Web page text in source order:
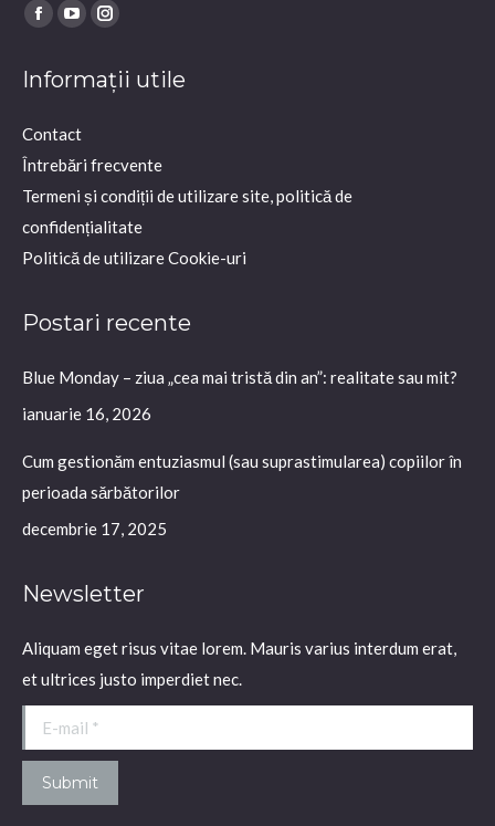
Find us on:
Facebook
opens
new
window
YouTube
opens
new
window
Instagram
opens
window
Informații utile
Contact
Întrebări frecvente
Termeni și condiții de utilizare site, politică de
confidențialitate
Politică de utilizare Cookie-uri
Postari recente
Blue Monday – ziua „cea mai tristă din an”: realitate sau mit?
ianuarie 16, 2026
Cum gestionăm entuziasmul (sau suprastimularea) copiilor în
perioada sărbătorilor
decembrie 17, 2025
Newsletter
Aliquam eget risus vitae lorem. Mauris varius interdum erat,
et ultrices justo imperdiet nec.
E-mail *
Submit